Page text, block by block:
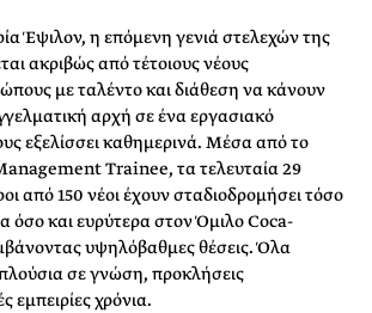
Έψιλον, η επόμενη γενιά στελεχών της
ακριβώς από τέτοιους νέους
με ταλέντο και διάθεση να κάνουν
αρχή σε ένα εργασιακό
εξελίσσει καθημερινά. Μέσα από το
Trainee, τα τελευταία 29
από 150 νέοι έχουν σταδιοδρομήσει τόσο
όσο και ευρύτερα στον Όμιλο Coca-
υψηλόβαθμες θέσεις. Όλα
σε γνώση, προκλήσεις
εμπειρίες χρόνια.